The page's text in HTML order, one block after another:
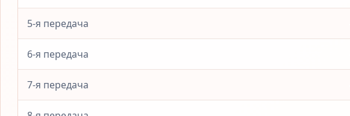
5-я передача
6-я передача
7-я передача